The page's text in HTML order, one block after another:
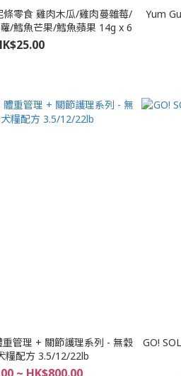
零食 雞肉木瓜/雞肉蔓雜莓/
/鱈魚芒果/鱈魚蘋果 14g x 6
Yum
管理 + 關節護理系列 - 無穀
糧配方 3.5/12/22lb
GO!